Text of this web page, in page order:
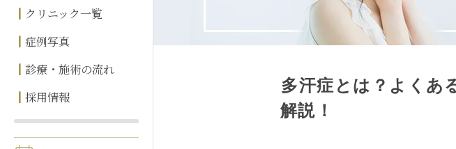
クリニック一覧
症例写真
診療・施術の流れ
採用情報
多汗症とは？よくあ
解説！